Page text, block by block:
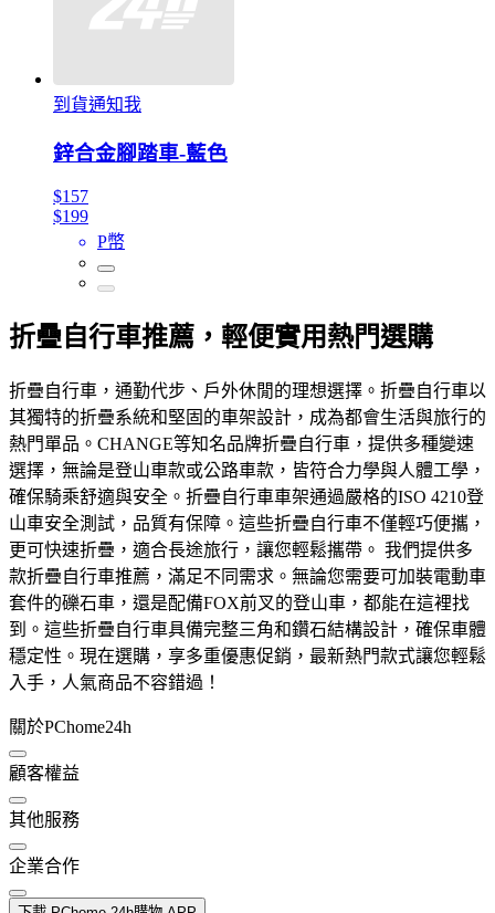
到貨通知我
鋅合金腳踏車-藍色
$157
$199
P幣
折疊自行車推薦，輕便實用熱門選購
折疊自行車，通勤代步、戶外休閒的理想選擇。折疊自行車以
其獨特的折疊系統和堅固的車架設計，成為都會生活與旅行的
熱門單品。CHANGE等知名品牌折疊自行車，提供多種變速
選擇，無論是登山車款或公路車款，皆符合力學與人體工學，
確保騎乘舒適與安全。折疊自行車車架通過嚴格的ISO 4210登
山車安全測試，品質有保障。這些折疊自行車不僅輕巧便攜，
更可快速折疊，適合長途旅行，讓您輕鬆攜帶。 我們提供多
款折疊自行車推薦，滿足不同需求。無論您需要可加裝電動車
套件的礫石車，還是配備FOX前叉的登山車，都能在這裡找
到。這些折疊自行車具備完整三角和鑽石結構設計，確保車體
穩定性。現在選購，享多重優惠促銷，最新熱門款式讓您輕鬆
入手，人氣商品不容錯過！
關於PChome24h
顧客權益
其他服務
企業合作